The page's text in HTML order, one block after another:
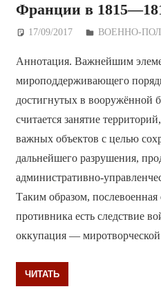
Франции в
17/09/2017 Дежурный по
ВОЕННО-
Аннотация. Важнейшим
мироподдерживающего
достигнутых в вооружённой
считается занятие
важных объектов с целью
дальнейшего разрушения,
административно-
Таким образом,
противника есть следствие
оккупация — миротворческой
ЧИТАТЬ